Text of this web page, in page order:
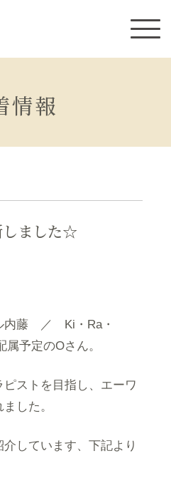
情報
ました☆
内藤 ／ Ki・Ra・
予定のOさん。
ピストを目指し、エーワ
した。
しています、下記より